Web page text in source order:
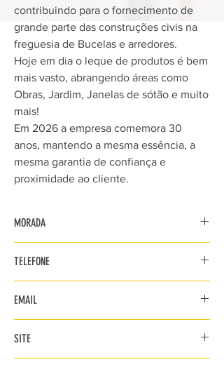
contribuindo para o fornecimento de
grande parte das construções civis na
freguesia de Bucelas e arredores.
Hoje em dia o leque de produtos é bem
mais vasto, abrangendo áreas como
Obras, Jardim, Janelas de sótão e muito
mais!
Em 2026 a empresa comemora 30
anos, mantendo a mesma essência, a
mesma garantia de confiança e
proximidade ao cliente.
MORADA
2670-670 Bucelas
TELEFONE
EMAIL
SITE